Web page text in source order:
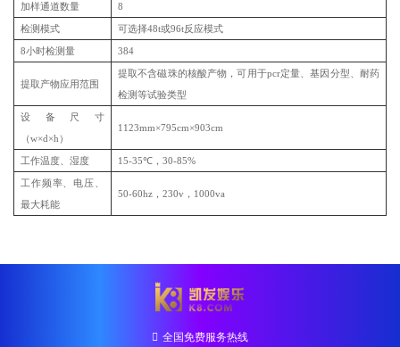
加样通道数量 8
检测模式 可选择48t或96t反应模式
8小时检测量 384
提取产物应用范围
提取不含磁珠的核酸产物，可用于pcr定量、基因分型、耐药
检测等试验类型
设备尺寸
（w×d×h）
1123mm×795cm×903cm
工作温度、湿度 15-35℃，30-85%
工作频率、电压、
最大耗能
50-60hz，230v，1000va
全国免费服务热线